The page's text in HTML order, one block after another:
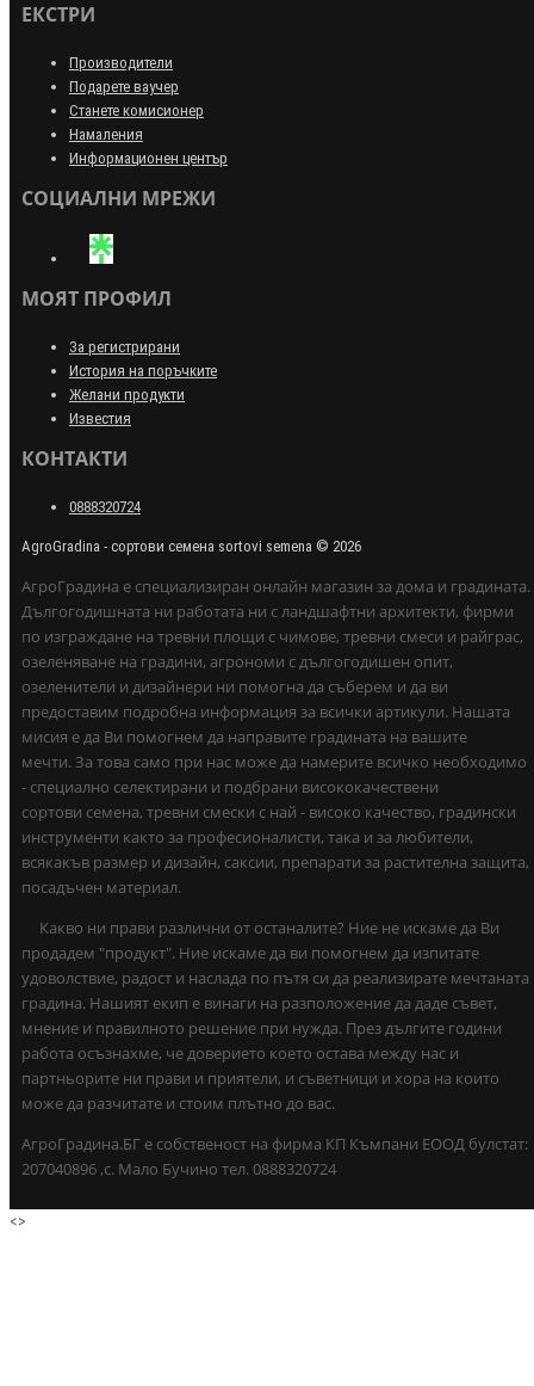
ЕКСТРИ
Производители
Подарете ваучер
Станете комисионер
Намаления
Информационен център
СОЦИАЛНИ МРЕЖИ
МОЯТ ПРОФИЛ
За регистрирани
История на поръчките
Желани продукти
Известия
КОНТАКТИ
0888320724
AgroGradina - сортови семена sortovi semena © 2026
АгроГрадина е специализиран онлайн магазин за дома и градината.
Дългогодишната ни работата ни с ландшафтни архитекти, фирми
по изграждане на тревни площи с чимове, тревни смеси и райграс,
озеленяване на градини, агрономи с дългогодишен опит,
озеленители и дизайнери ни помогна да съберем и да ви
предоставим подробна информация за всички артикули. Нашата
мисия е да Ви помогнем да направите градината на вашите
мечти. За това само при нас може да намерите всичко необходимо
- специално селектирани и подбрани висококачествени
сортови семена, тревни смески с най - високо качество, градински
инструменти както за професионалисти, така и за любители,
всякакъв размер и дизайн, саксии, препарати за растителна защита,
посадъчен материал.
Какво ни прави различни от останалите? Ние не искаме да Ви
продадем "продукт". Ние искаме да ви помогнем да изпитате
удоволствие, радост и наслада по пътя си да реализирате мечтаната
градина. Нашият екип е винаги на разположение да даде съвет,
мнение и правилното решение при нужда. През дългите години
работа осъзнахме, че доверието което остава между нас и
партньорите ни прави и приятели, и съветници и хора на които
може да разчитате и стоим плътно до вас.
АгроГрадина.БГ е собственост на фирма КП Къмпани ЕООД булстат:
207040896 ,с. Мало Бучино тел. 0888320724
<>